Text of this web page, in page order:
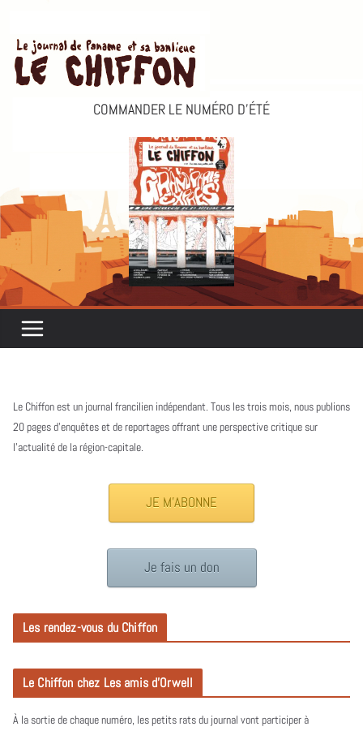
contenu
COMMANDER LE NUMÉRO D’ÉTÉ
Le Chiffon est un journal francilien indépendant. Tous les trois mois, nous publions
20 pages d’enquêtes et de reportages offrant une perspective critique sur
l’actualité de la région-capitale.
JE M'ABONNE
Je fais un don
Les rendez-vous du Chiffon
Le Chiffon chez Les amis d’Orwell
À la sortie de chaque numéro, les petits rats du journal vont participer à